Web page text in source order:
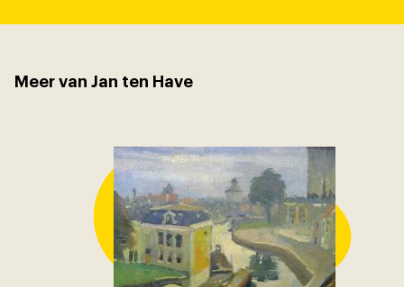
Meer van Jan ten Have